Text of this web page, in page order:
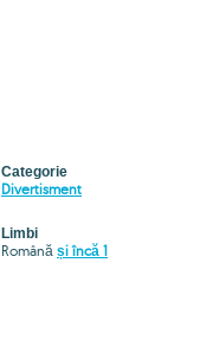
Categorie
Divertisment
Limbi
Română și încă 1